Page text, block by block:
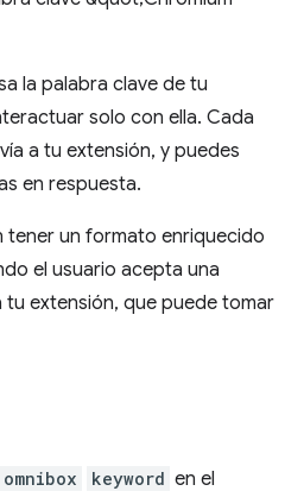
la palabra clave de tu
solo con ella. Cada
a tu extensión, y puedes
en respuesta.
tener un formato enriquecido
el usuario acepta una
extensión, que puede tomar
omnibox keyword en el